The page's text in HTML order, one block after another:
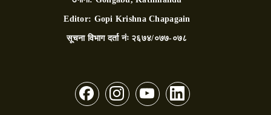
Editor: Gopi Krishna Chapagain
सूचना विभाग दर्ता नंः २६७४/०७७-०७८